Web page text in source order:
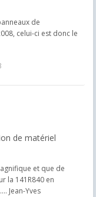
de
celui-ci est donc le
de matériel
et que de
la 141R840 en
Jean-Yves